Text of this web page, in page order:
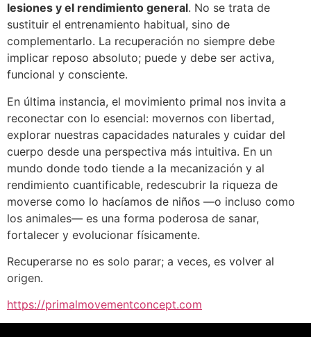
lesiones y el rendimiento general. No se trata de
sustituir el entrenamiento habitual, sino de
complementarlo. La recuperación no siempre debe
implicar reposo absoluto; puede y debe ser activa,
funcional y consciente.
En última instancia, el movimiento primal nos invita a
reconectar con lo esencial: movernos con libertad,
explorar nuestras capacidades naturales y cuidar del
cuerpo desde una perspectiva más intuitiva. En un
mundo donde todo tiende a la mecanización y al
rendimiento cuantificable, redescubrir la riqueza de
moverse como lo hacíamos de niños —o incluso como
los animales— es una forma poderosa de sanar,
fortalecer y evolucionar físicamente.
Recuperarse no es solo parar; a veces, es volver al
origen.
https://primalmovementconcept.com